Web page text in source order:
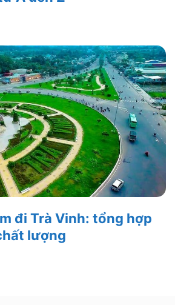
đi Trà Vinh: tổng hợp
lượng